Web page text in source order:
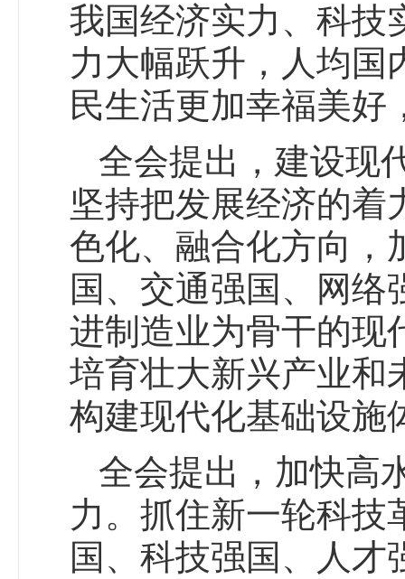
我国经济实力、科技
力大幅跃升，人均国
民生活更加幸福美好
全会提出，建设现
坚持把发展经济的着
色化、融合化方向，
国、交通强国、网
进制造业为骨干的现
培育壮大新兴产业和
构建现代化基础设施
全会提出，加快高
力。抓住新一轮科技
国、科技强国、人